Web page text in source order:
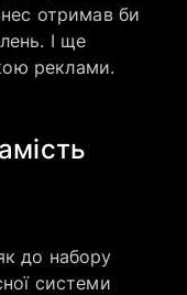
отримав би
І ще
реклами.
до набору
системи